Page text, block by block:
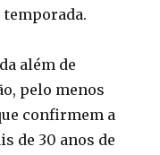
além de
pelo menos
confirmem a
de 30 anos de